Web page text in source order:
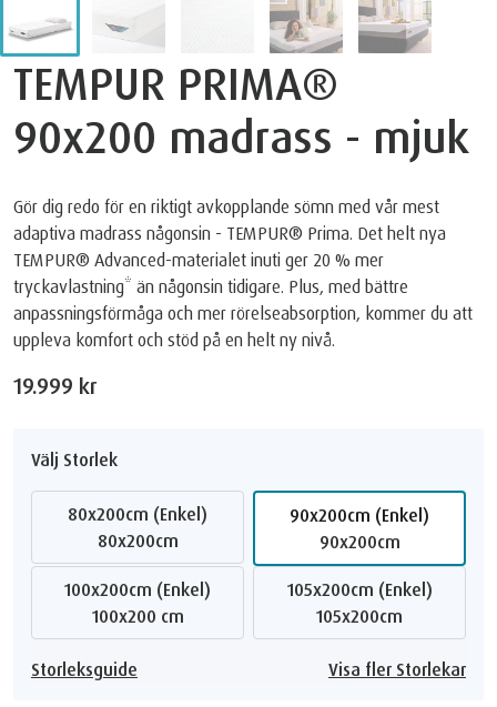
TEMPUR PRIMA®
90x200 madrass - mjuk
Gör dig redo för en riktigt avkopplande sömn med vår mest
adaptiva madrass någonsin - TEMPUR® Prima. Det helt nya
TEMPUR® Advanced-materialet inuti ger 20 % mer
tryckavlastning* än någonsin tidigare. Plus, med bättre
anpassningsförmåga och mer rörelseabsorption, kommer du att
uppleva komfort och stöd på en helt ny nivå.
19.999 kr
Välj Storlek
80x200cm (Enkel)
80x200cm
90x200cm (Enkel)
90x200cm
100x200cm (Enkel)
100x200 cm
105x200cm (Enkel)
105x200cm
Storleksguide Visa fler Storlekar